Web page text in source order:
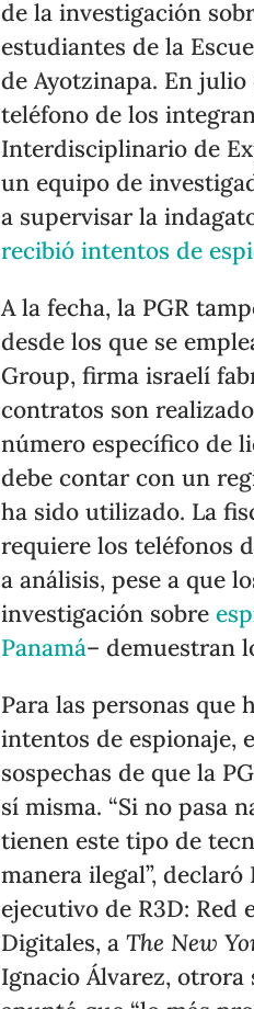
de la investigación
estudiantes de la
de Ayotzinapa. En julio
teléfono de los
Interdisciplinario de
un equipo de
a supervisar la
recibió intentos de
A la fecha, la PGR
desde los que se
Group, firma israelí
contratos son
número específico de
debe contar con un
ha sido utilizado. La
requiere los teléfonos
a análisis, pese a que
investigación sobre
Panamá– demuestran
Para las personas que
intentos de espionaje,
sospechas de que la
sí misma. “Si no pasa
tienen este tipo de
manera ilegal”,
ejecutivo de R3D: Red
Digitales, aThe New
Ignacio Álvarez, otrora